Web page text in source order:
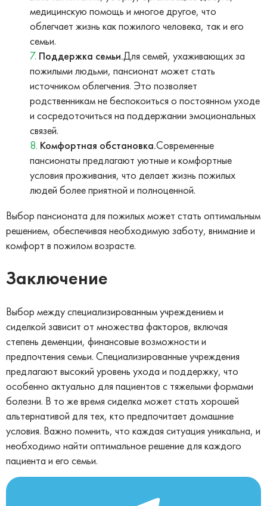
медицинскую помощь и многое другое, что
облегчает жизнь как пожилого человека, так и его
семьи.
Поддержка семьи.Для семей, ухаживающих за
пожилыми людьми, пансионат может стать
источником облегчения. Это позволяет
родственникам не беспокоиться о постоянном уходе
и сосредоточиться на поддержании эмоциональных
связей.
Комфортная обстановка.Современные
пансионаты предлагают уютные и комфортные
условия проживания, что делает жизнь пожилых
людей более приятной и полноценной.
Выбор пансионата для пожилых может стать оптимальным
решением, обеспечивая необходимую заботу, внимание и
комфорт в пожилом возрасте.
Заключение
Выбор между специализированным учреждением и
сиделкой зависит от множества факторов, включая
степень деменции, финансовые возможности и
предпочтения семьи. Специализированные учреждения
предлагают высокий уровень ухода и поддержку, что
особенно актуально для пациентов с тяжелыми формами
болезни. В то же время сиделка может стать хорошей
альтернативой для тех, кто предпочитает домашние
условия. Важно помнить, что каждая ситуация уникальна, и
необходимо найти оптимальное решение для каждого
пациента и его семьи.